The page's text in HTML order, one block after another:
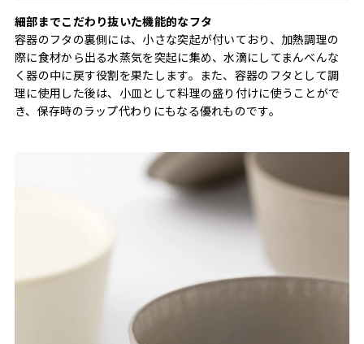
細部までこだわり抜いた機能的なフタ
容器のフタの裏側には、小さな突起が付いており、加熱調理の
際に食材から出る水蒸気を突起に集め、水滴にしてまんべんな
く器の中に戻す役割を果たします。また、容器のフタとして調
理に使用した後は、小皿として料理の盛り付けに使うことがで
き、保存時のラップ代わりにもなる優れものです。